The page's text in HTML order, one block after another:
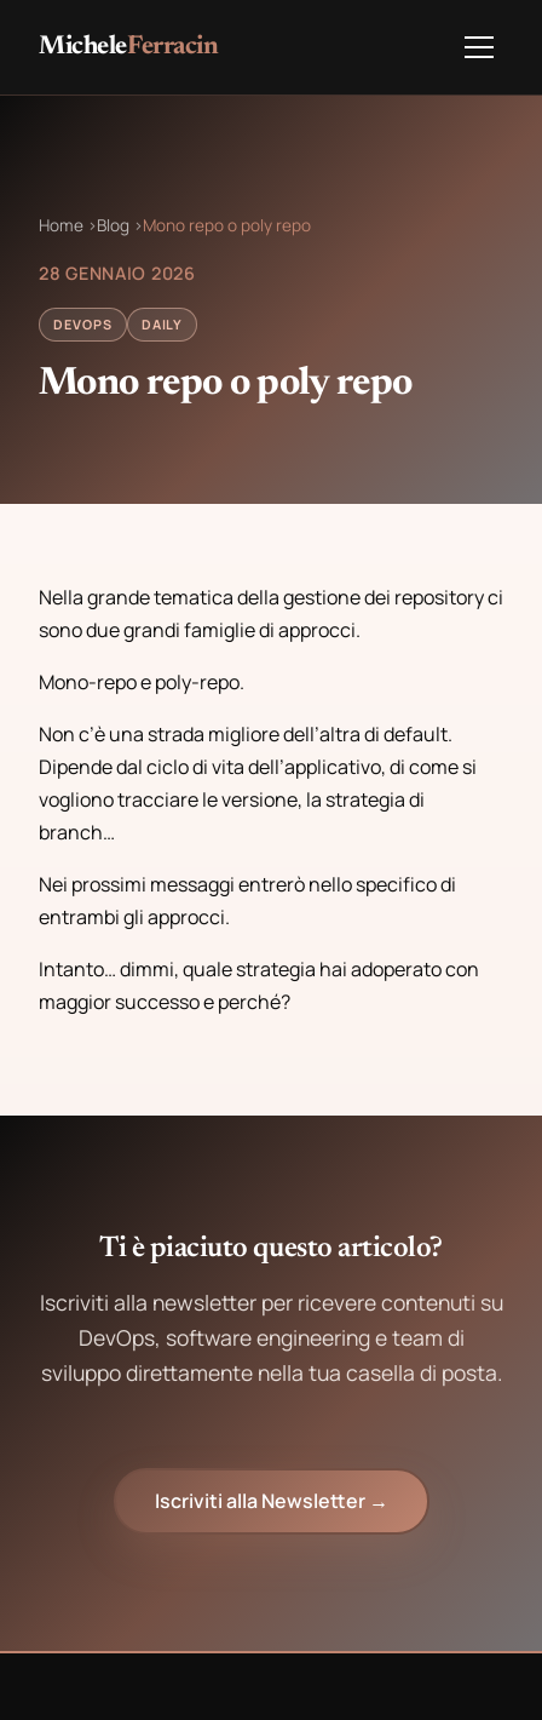
MicheleFerracin
Home ›Blog ›Mono repo o poly repo
28 GENNAIO 2026
DEVOPS DAILY
Mono repo o poly repo
Nella grande tematica della gestione dei repository ci
sono due grandi famiglie di approcci.
Mono-repo e poly-repo.
Non c’è una strada migliore dell’altra di default.
Dipende dal ciclo di vita dell’applicativo, di come si
vogliono tracciare le versione, la strategia di
branch…
Nei prossimi messaggi entrerò nello specifico di
entrambi gli approcci.
Intanto… dimmi, quale strategia hai adoperato con
maggior successo e perché?
Ti è piaciuto questo articolo?
Iscriviti alla newsletter per ricevere contenuti su
DevOps, software engineering e team di
sviluppo direttamente nella tua casella di posta.
Iscriviti alla Newsletter →